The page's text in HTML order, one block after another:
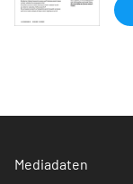
Mediadaten